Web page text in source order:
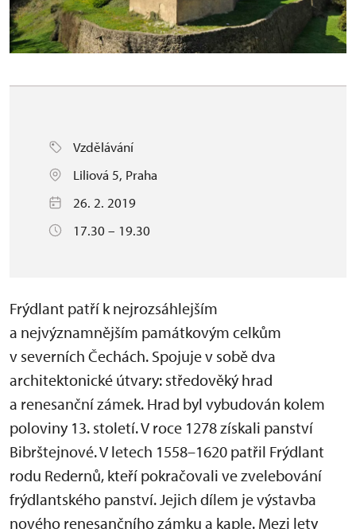
Vzdělávání
Liliová 5, Praha
26. 2. 2019
17.30 – 19.30
Frýdlant patří k nejrozsáhlejším
a nejvýznamnějším památkovým celkům
v severních Čechách. Spojuje v sobě dva
architektonické útvary: středověký hrad
a renesanční zámek. Hrad byl vybudován kolem
poloviny 13. století. V roce 1278 získali panství
Bibrštejnové. V letech 1558–1620 patřil Frýdlant
rodu Redernů, kteří pokračovali ve zvelebování
frýdlantského panství. Jejich dílem je výstavba
nového renesančního zámku a kaple. Mezi lety